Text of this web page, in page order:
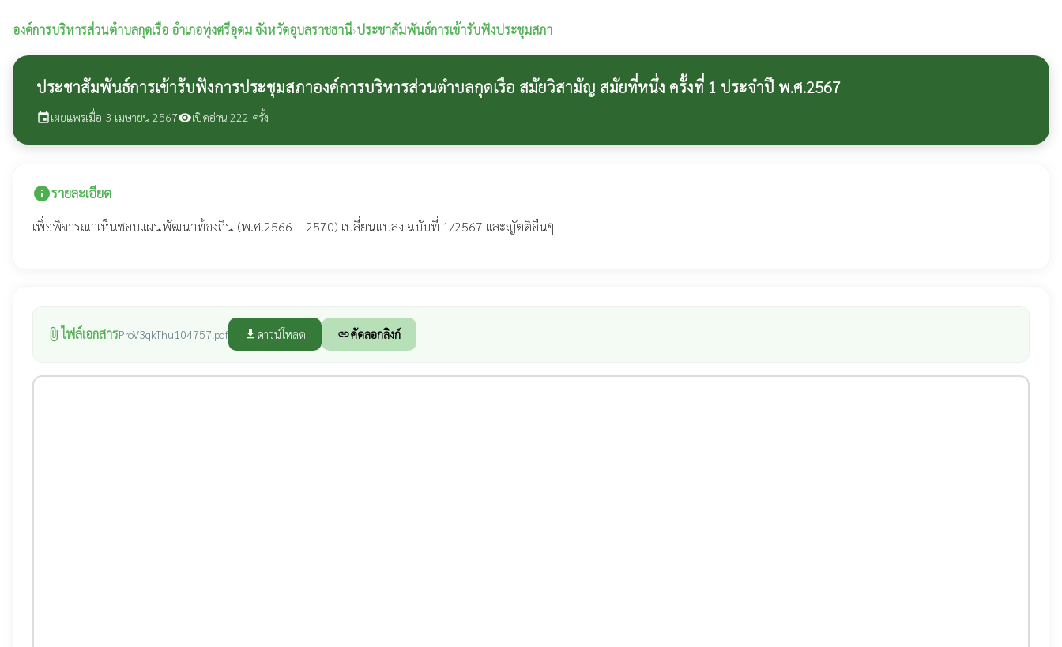
องค์การบริหารส่วนตำบลกุดเรือ อำเภอทุ่งศรีอุดม จังหวัดอุบลราชธานี›ประชาสัมพันธ์การเข้ารับฟังประชุมสภา
ประชาสัมพันธ์การเข้ารับฟังการประชุมสภาองค์การบริหารส่วนตำบลกุดเรือ สมัยวิสามัญ สมัยที่หนึ่ง ครั้งที่ 1 ประจำปี พ.ศ.2567
eventเผยแพร่เมื่อ 3 เมษายน 2567visibilityเปิดอ่าน 222 ครั้ง
infoรายละเอียด
เพื่อพิจารณาเห็นชอบแผนพัฒนาท้องถิ่น (พ.ศ.2566 – 2570) เปลี่ยนแปลง ฉบับที่ 1/2567 และญัตติอื่นๆ
attach_file ไฟล์เอกสารProV3qkThu104757.pdf file_download ดาวน์โหลด linkคัดลอกลิงก์